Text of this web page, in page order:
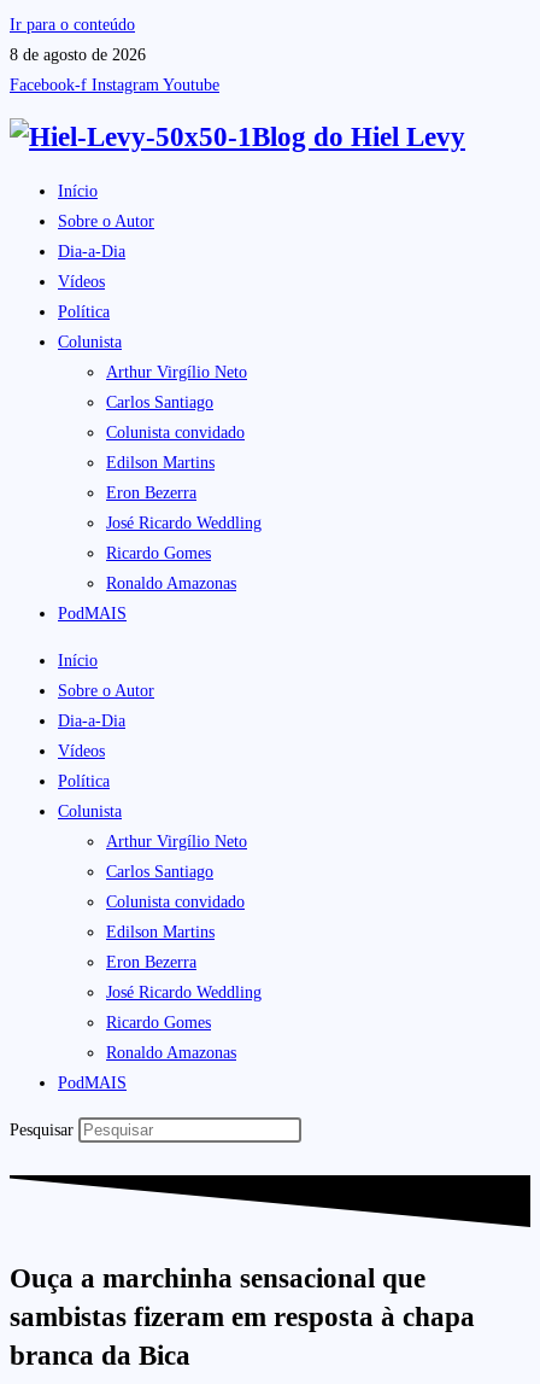
Ir para o conteúdo
8 de agosto de 2026
Facebook-f Instagram Youtube
Blog do Hiel Levy
Início
Sobre o Autor
Dia-a-Dia
Vídeos
Política
Colunista
Arthur Virgílio Neto
Carlos Santiago
Colunista convidado
Edilson Martins
Eron Bezerra
José Ricardo Weddling
Ricardo Gomes
Ronaldo Amazonas
PodMAIS
Início
Sobre o Autor
Dia-a-Dia
Vídeos
Política
Colunista
Arthur Virgílio Neto
Carlos Santiago
Colunista convidado
Edilson Martins
Eron Bezerra
José Ricardo Weddling
Ricardo Gomes
Ronaldo Amazonas
PodMAIS
Pesquisar
Ouça a marchinha sensacional que
sambistas fizeram em resposta à chapa
branca da Bica